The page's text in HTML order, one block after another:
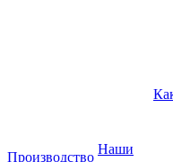
Производство
Наши